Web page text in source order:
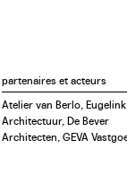
partenaires et acteurs
Atelier van Berlo, Eugelink
Architectuur, De Bever
Architecten, GEVA